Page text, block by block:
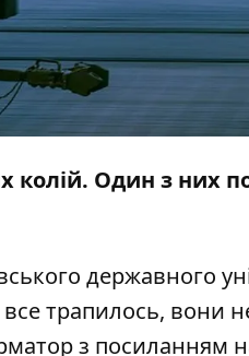
колій. Один з них
державного
трапилось, вони
з посиланням